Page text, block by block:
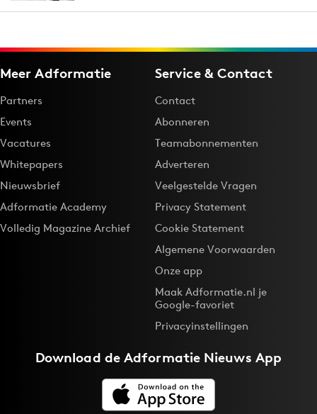
Meer Adformatie
Partners
Events
Vacatures
Whitepapers
Nieuwsbrief
Adformatie Academy
Volledig Magazine Archief
Service & Contact
Contact
Abonneren
Teamabonnementen
Adverteren
Veelgestelde Vragen
Privacy Statement
Cookie Statement
Algemene Voorwaarden
Onze app
Maak Adformatie.nl je
Google-favoriet
Privacyinstellingen
Download deAdformatie Nieuws App